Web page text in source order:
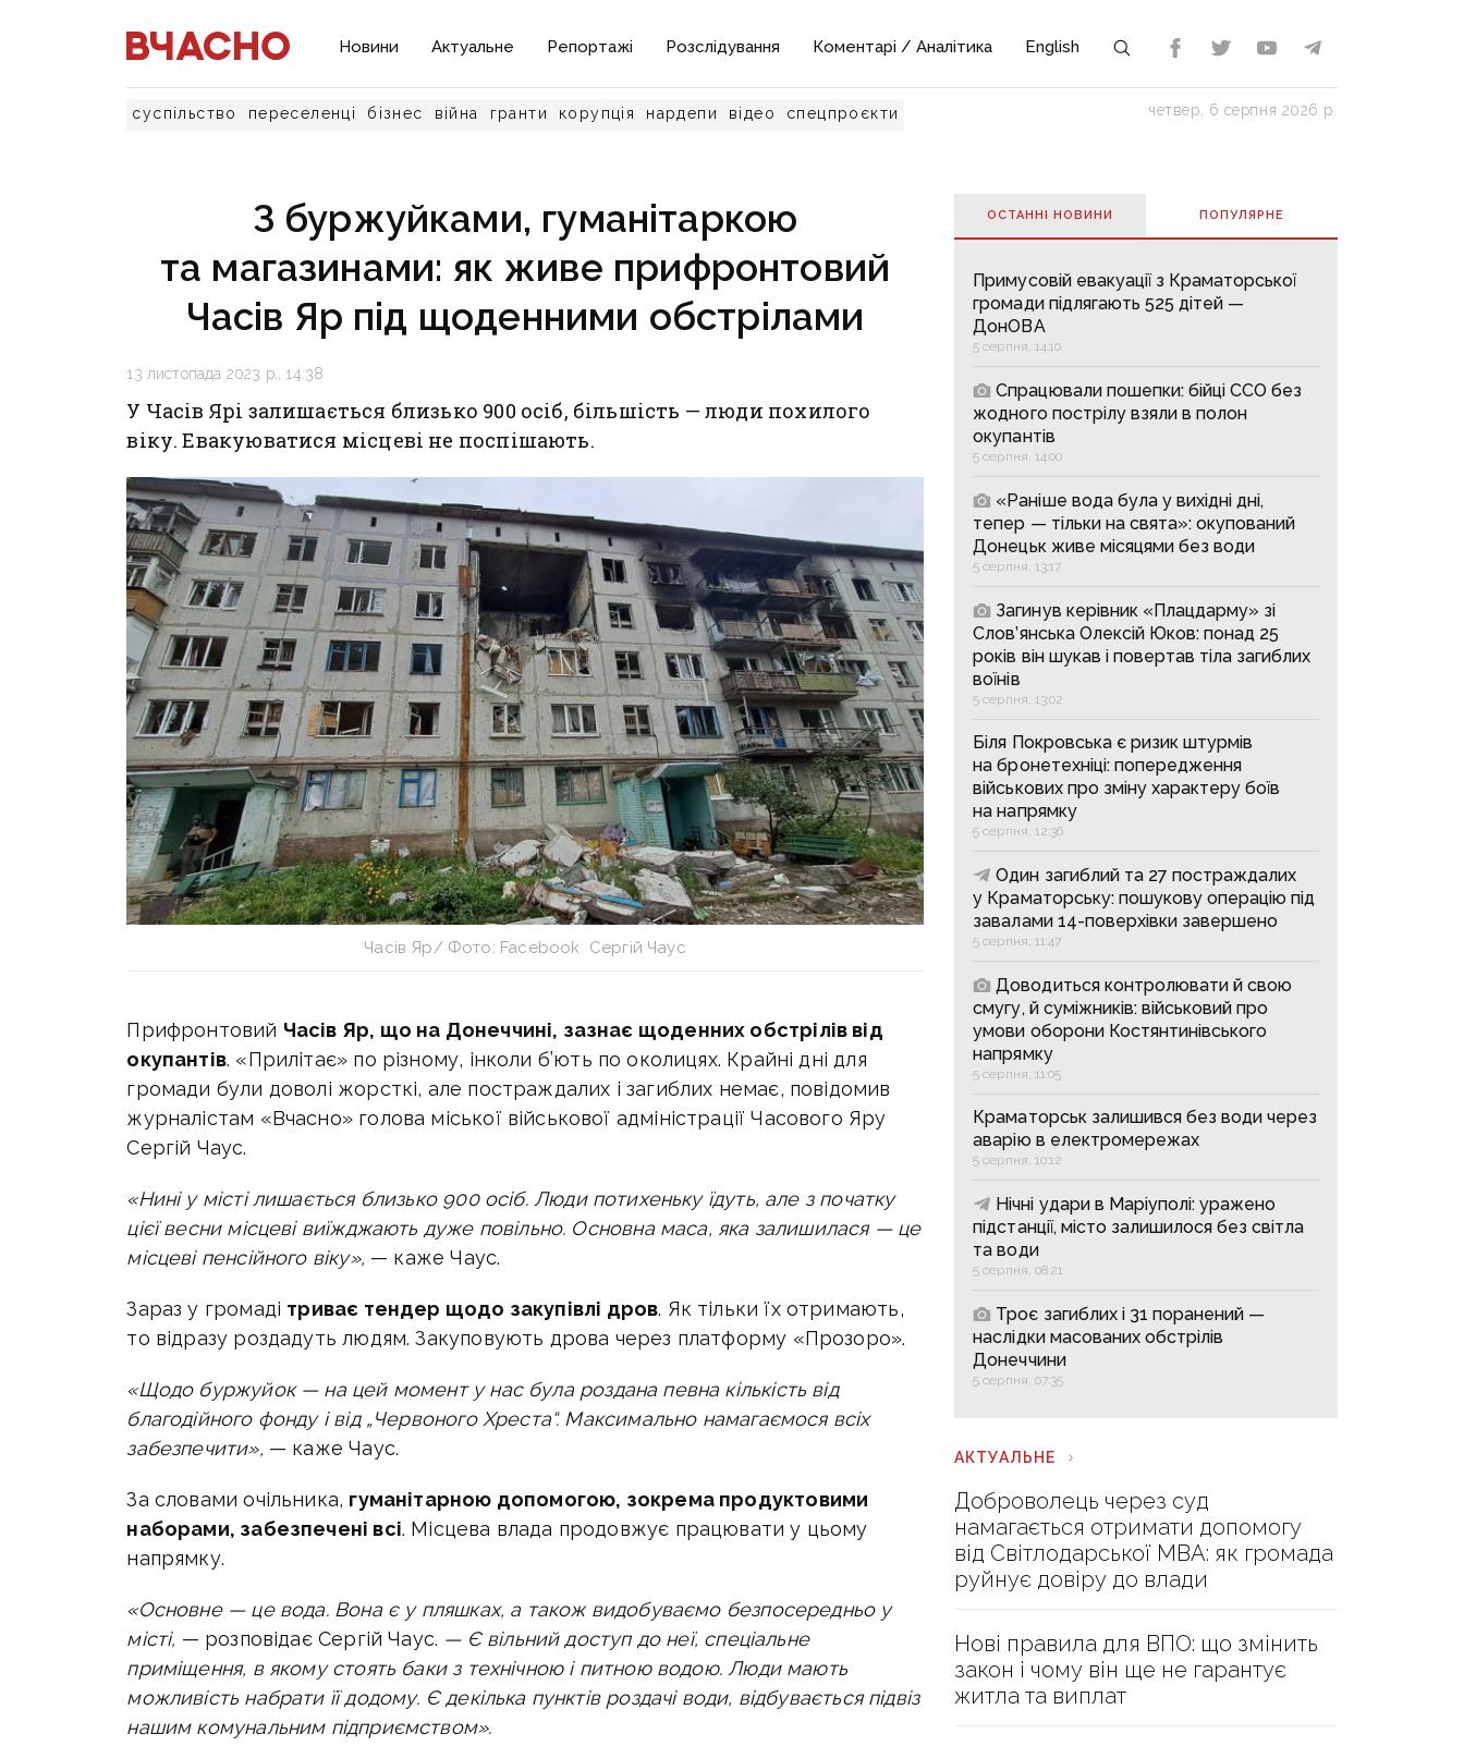
Новини Актуальне Репортажі Розслідування Коментарі / Аналітика English
суспільство переселенці бізнес війна гранти корупція нардепи відео спецпроєкти четвер, 6 серпня 2026 р.
З буржуйками, гуманітаркою
та магазинами: як живе прифронтовий
Часів Яр під щоденними обстрілами
13 листопада 2023 р., 14:38
У Часів Ярі залишається близько 900 осіб, більшість — люди похилого
віку. Евакуюватися місцеві не поспішають.
Часів Яр/ Фото: Facebook Сергій Чаус
Прифронтовий Часів Яр, що на Донеччині, зазнає щоденних обстрілів від
окупантів. «Прилітає» по різному, інколи б’ють по околицях. Крайні дні для
громади були доволі жорсткі, але постраждалих і загиблих немає, повідомив
журналістам «Вчасно» голова міської військової адміністрації Часового Яру
Сергій Чаус.
«Нині у місті лишається близько900 осіб. Люди потихеньку їдуть, але з початку
цієї весни місцеві виїжджають дуже повільно. Основна маса, яка залишилася — це
місцеві пенсійного віку», — каже Чаус.
Зараз у громаді триває тендер щодо закупівлі дров. Як тільки їх отримають,
то відразу роздадуть людям. Закуповують дрова через платформу «Прозоро».
«Щодо буржуйок — на цей момент у нас була роздана певна кількість від
благодійного фонду і від „Червоного Хреста“. Максимально намагаємося всіх
забезпечити», — каже Чаус.
За словами очільника, гуманітарною допомогою, зокрема продуктовими
наборами, забезпечені всі. Місцева влада продовжує працювати у цьому
напрямку.
«Основне — це вода. Вона є у пляшках, а також видобуваємо безпосередньо у
місті, — розповідає Сергій Чаус. — Є вільний доступ до неї, спеціальне
приміщення, в якому стоять баки з технічною і питною водою. Люди мають
можливість набрати її додому. Є декілька пунктів роздачі води, відбувається підвіз
нашим комунальним підприємством».
ОСТАННІ НОВИНИ ПОПУЛЯРНE
Примусовій евакуації з Краматорської
громади підлягають 525 дітей —
ДонОВА
5 серпня, 14:10
Спрацювали пошепки: бійці ССО без
жодного пострілу взяли в полон
окупантів
5 серпня, 14:00
«Раніше вода була у вихідні дні,
тепер — тільки на свята»: окупований
Донецьк живе місяцями без води
5 серпня, 13:17
Загинув керівник «Плацдарму» зі
Слов’янська Олексій Юков: понад 25
років він шукав і повертав тіла загиблих
воїнів
5 серпня, 13:02
Біля Покровська є ризик штурмів
на бронетехніці: попередження
військових про зміну характеру боїв
на напрямку
5 серпня, 12:36
Один загиблий та 27 постраждалих
у Краматорську: пошукову операцію під
завалами 14-поверхівки завершено
5 серпня, 11:47
Доводиться контролювати й свою
смугу, й суміжників: військовий про
умови оборони Костянтинівського
напрямку
5 серпня, 11:05
Краматорськ залишився без води через
аварію в електромережах
5 серпня, 10:12
Нічні удари в Маріуполі: уражено
підстанції, місто залишилося без світла
та води
5 серпня, 08:21
Троє загиблих і 31 поранений —
наслідки масованих обстрілів
Донеччини
5 серпня, 07:35
АКТУАЛЬНЕ
Доброволець через суд
намагається отримати допомогу
від Світлодарської МВА: як громада
руйнує довіру до влади
Нові правила для ВПО: що змінить
закон і чому він ще не гарантує
житла та виплат